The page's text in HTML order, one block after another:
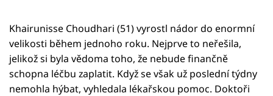
Khairunisse Choudhari (51) vyrostl nádor do enormní
velikosti během jednoho roku. Nejprve to neřešila,
jelikož si byla vědoma toho, že nebude finančně
schopna léčbu zaplatit. Když se však už poslední týdny
nemohla hýbat, vyhledala lékařskou pomoc. Doktoři